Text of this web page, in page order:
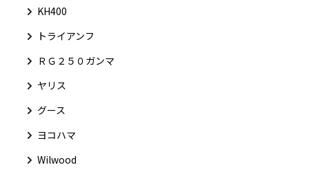
KH400
トライアンフ
ＲＧ２５０ガンマ
ヤリス
グース
ヨコハマ
Wilwood